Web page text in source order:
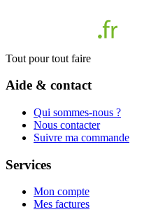
Tout pour tout faire
Aide & contact
Qui sommes-nous ?
Nous contacter
Suivre ma commande
Services
Mon compte
Mes factures